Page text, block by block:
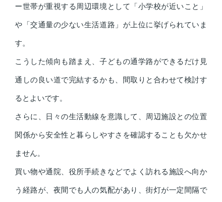
ー世帯が重視する周辺環境として「小学校が近いこと」
や「交通量の少ない生活道路」が上位に挙げられていま
す。
こうした傾向も踏まえ、子どもの通学路ができるだけ見
通しの良い道で完結するかも、間取りと合わせて検討す
るとよいです。
さらに、日々の生活動線を意識して、周辺施設との位置
関係から安全性と暮らしやすさを確認することも欠かせ
ません。
買い物や通院、役所手続きなどでよく訪れる施設へ向か
う経路が、夜間でも人の気配があり、街灯が一定間隔で